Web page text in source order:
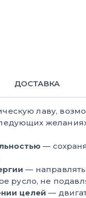
ДОСТАВКА
лаву,
—
—
русло, не
целей —